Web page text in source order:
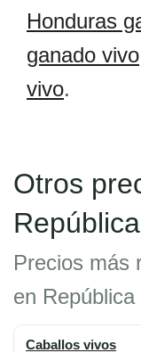
Honduras
ganado vivo
vivo.
Otros
Precios más
en
Caballos vivos